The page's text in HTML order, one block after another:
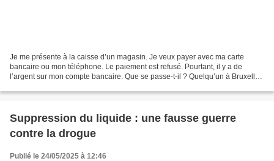
Je me présente à la caisse d’un magasin. Je veux payer avec ma carte
bancaire ou mon téléphone. Le paiement est refusé. Pourtant, il y a de
l’argent sur mon compte bancaire. Que se passe-t-il ? Quelqu’un à Bruxelles
Suppression du liquide : une fausse guerre
contre la drogue
Publié le 24/05/2025 à 12:46